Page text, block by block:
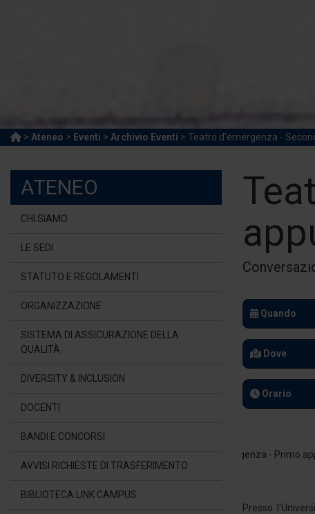
> Ateneo > Eventi > Archivio Eventi > Teatro d'emergenza -
ATENEO
CHI SIAMO
LE SEDI
STATUTO E REGOLAMENTI
ORGANIZZAZIONE
SISTEMA DI ASSICURAZIONE DELLA
QUALITÀ
DIVERSITY & INCLUSION
DOCENTI
BANDI E CONCORSI
AVVISI RICHIESTE DI TRASFERIMENTO
BIBLIOTECA LINK CAMPUS
Quando
Dove
Orario
Presso